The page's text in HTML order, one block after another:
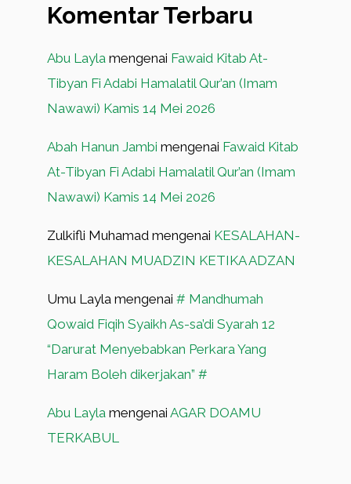
Komentar Terbaru
Abu Layla mengenai Fawaid Kitab At-
Tibyan Fi Adabi Hamalatil Qur’an (Imam
Nawawi) Kamis 14 Mei 2026
Abah Hanun Jambi mengenai Fawaid Kitab
At-Tibyan Fi Adabi Hamalatil Qur’an (Imam
Nawawi) Kamis 14 Mei 2026
Zulkifli Muhamad mengenai KESALAHAN-
KESALAHAN MUADZIN KETIKA ADZAN
Umu Layla mengenai # Mandhumah
Qowaid Fiqih Syaikh As-sa’di Syarah 12
“Darurat Menyebabkan Perkara Yang
Haram Boleh dikerjakan” #
Abu Layla mengenai AGAR DOAMU
TERKABUL